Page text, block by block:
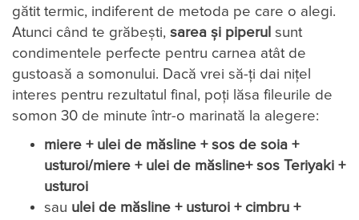
gătit termic, indiferent de metoda pe care o alegi.
Atunci când te grăbești, sarea și piperul sunt
condimentele perfecte pentru carnea atât de
gustoasă a somonului. Dacă vrei să-ți dai nițel
interes pentru rezultatul final, poți lăsa fileurile de
somon 30 de minute într-o marinată la alegere:
miere + ulei de măsline + sos de soia +
usturoi/miere + ulei de măsline+ sos Teriyaki +
usturoi
sau ulei de măsline + usturoi + cimbru +